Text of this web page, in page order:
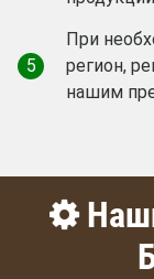
5
При
регион,
нашим